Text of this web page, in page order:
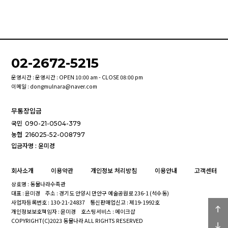
02-2672-5215
운영시간 : 운영시간 : OPEN 10:00 am - CLOSE 08:00 pm
이메일 : dongmulnara@naver.com
무통장입금
국민 090-21-0504-379
농협 216025-52-008797
입금자명 : 윤미경
회사소개 이용약관 개인정보 처리방침 이용안내 고객센터
상호명 : 동물나라수족관
대표 : 윤미경
주소 : 경기도 안양시 만안구 예술공원로 236-1 (석수동)
사업자등록번호 : 130-21-24837
통신판매업신고 : 제19-1992호
개인정보보호책임자 : 윤미경
호스팅서비스 : 메이크샵
COPYRIGHT(C)2023 동물나라 ALL RIGHTS RESERVED